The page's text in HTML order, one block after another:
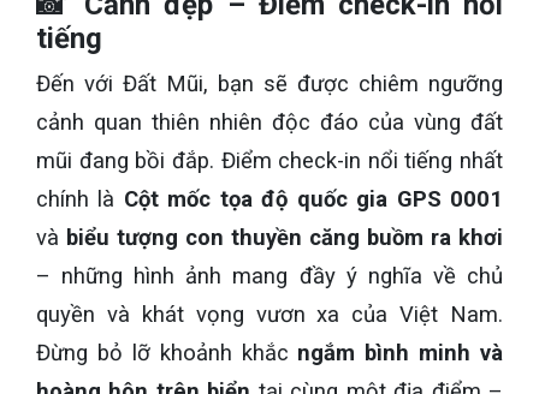
tiếng
Đến với Đất Mũi, bạn sẽ được chiêm ngưỡng
cảnh quan thiên nhiên độc đáo của vùng đất
mũi đang bồi đắp. Điểm check-in nổi tiếng nhất
chính là Cột mốc tọa độ quốc gia GPS 0001
và biểu tượng con thuyền căng buồm ra khơi
– những hình ảnh mang đầy ý nghĩa về chủ
quyền và khát vọng vươn xa của Việt Nam.
Đừng bỏ lỡ khoảnh khắc ngắm bình minh và